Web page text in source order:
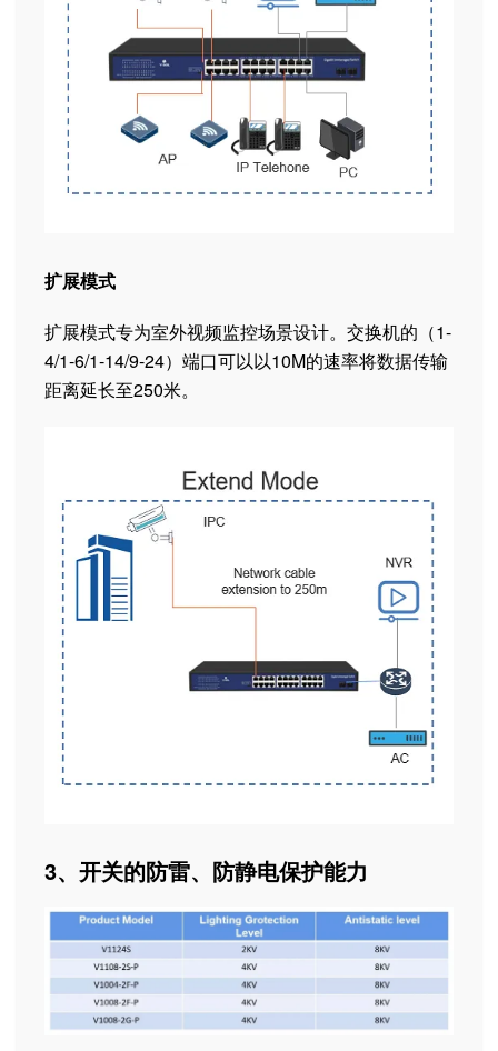
扩展模式
扩展模式专为室外视频监控场景设计。交换机的（1-
4/1-6/1-14/9-24）端口可以以10M的速率将数据传输
距离延长至250米。
3、开关的防雷、防静电保护能力